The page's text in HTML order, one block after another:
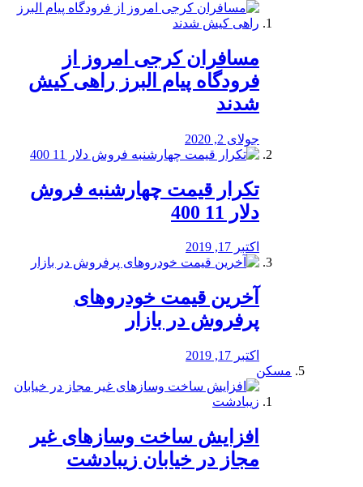
مسافران کرجی امروز از
فرودگاه پیام البرز راهی کیش
شدند
جولای 2, 2020
تکرار قیمت چهارشنبه فروش
دلار 11 400
اکتبر 17, 2019
آخرین قیمت خودرو‌های
پرفروش در بازار
اکتبر 17, 2019
مسکن
افزایش ساخت وسازهای غیر
مجاز در خیابان زیبادشت